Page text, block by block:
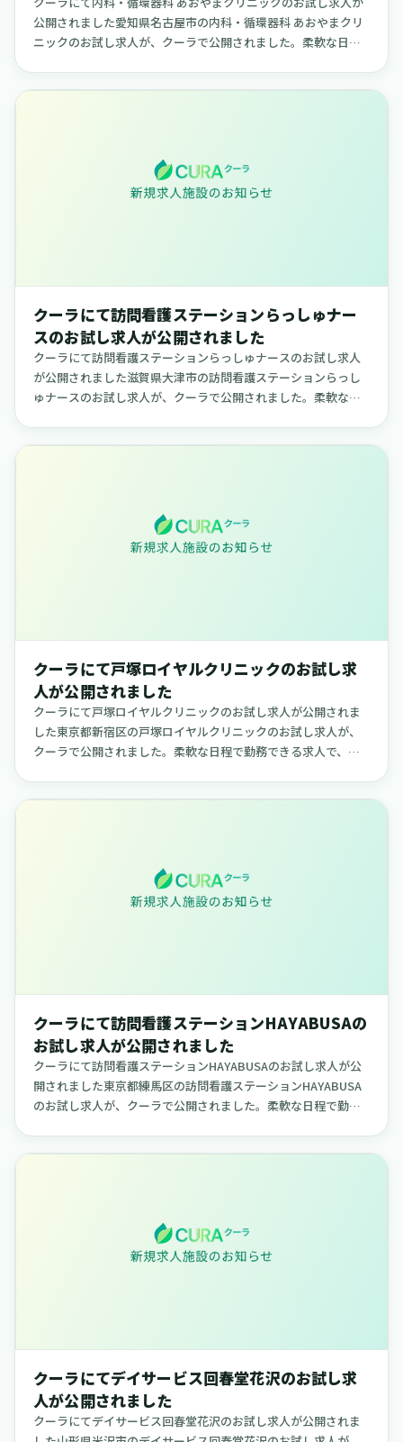
公開されました愛知県名古屋市の内科・循環器科 あおやまクリ
ニックのお試し求人が、クーラで公開されました。柔軟な日程
クーラにて訪問看護ステーションらっしゅナー
スのお試し求人が公開されました
クーラにて訪問看護ステーションらっしゅナースのお試し求人
が公開されました滋賀県大津市の訪問看護ステーションらっし
ゅナースのお試し求人が、クーラで公開されました。柔軟な日
クーラにて戸塚ロイヤルクリニックのお試し求
人が公開されました
クーラにて戸塚ロイヤルクリニックのお試し求人が公開されま
した東京都新宿区の戸塚ロイヤルクリニックのお試し求人が、
クーラで公開されました。柔軟な日程で勤務できる求人で、ご
クーラにて訪問看護ステーションHAYABUSAの
お試し求人が公開されました
クーラにて訪問看護ステーションHAYABUSAのお試し求人が公
開されました東京都練馬区の訪問看護ステーションHAYABUSA
のお試し求人が、クーラで公開されました。柔軟な日程で勤務
クーラにてデイサービス回春堂花沢のお試し求
人が公開されました
クーラにてデイサービス回春堂花沢のお試し求人が公開されま